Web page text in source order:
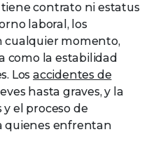
contrato ni estatus
laboral, los
cualquier momento,
como la estabilidad
Losaccidentes de
hasta graves, y la
el proceso de
quienes enfrentan